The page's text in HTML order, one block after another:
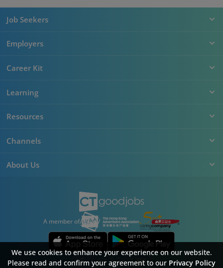
Job Seekers
Employers
Career Kit
Learning
Resources
Channels
About Us
A member of
We use cookies to enhance your experience on our website.
Please read and confirm your agreement to our Privacy Policy